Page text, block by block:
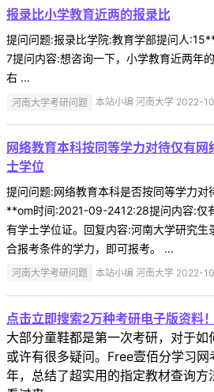
报录比小学教育近两的报录比
提问问题:报录比学院:教育学部提问人
7提问内容:想咨询一下，小学教育近两年
右 ...
河南大学考研问题 本站小编 河南大学 2022-
网络教育本科按同等学力对待仅有
士学位
提问问题:网络教育本科是否按同等学力
**om时间:2021-09-2412:28提问内容:仅
有学士学位证。回复内容:河南大学研究生
合报考条件的学力，即可报考。 ...
河南大学考研问题 本站小编 河南大学 2022-
点击立即搜索2万种考研电子版资料！
大部分童鞋都是第一次考研，对于如
或许有很多疑问。Free壹佰分学习
年，总结了超实用的指定教材查询方